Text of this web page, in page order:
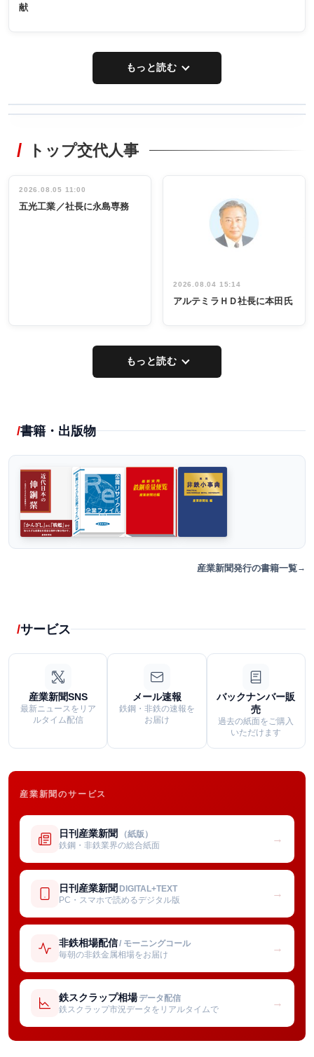
献
もっと読む
非鉄業界で
インタビュ
ー／社内ア
タックトレー
祝う 業界関
係者ら220人
出席
トップ交代人事
2026.08.05 11:00
五光工業／社長に永島専務
2026.08.04 15:14
アルテミラＨＤ社長に本田氏
もっと読む
書籍・出版物
産業新聞発行の書籍一覧
サービス
産業新聞SNS
最新ニュースをリア
ルタイム配信
メール速報
鉄鋼・非鉄の速報を
お届け
バックナンバー販
売
過去の紙面をご購入
いただけます
産業新聞のサービス
日刊産業新聞 （紙版）
鉄鋼・非鉄業界の総合紙面
→
日刊産業新聞 DIGITAL+TEXT
PC・スマホで読めるデジタル版
→
非鉄相場配信/ モーニングコール
毎朝の非鉄金属相場をお届け
→
鉄スクラップ相場 データ配信
鉄スクラップ市況データをリアルタイムで
→